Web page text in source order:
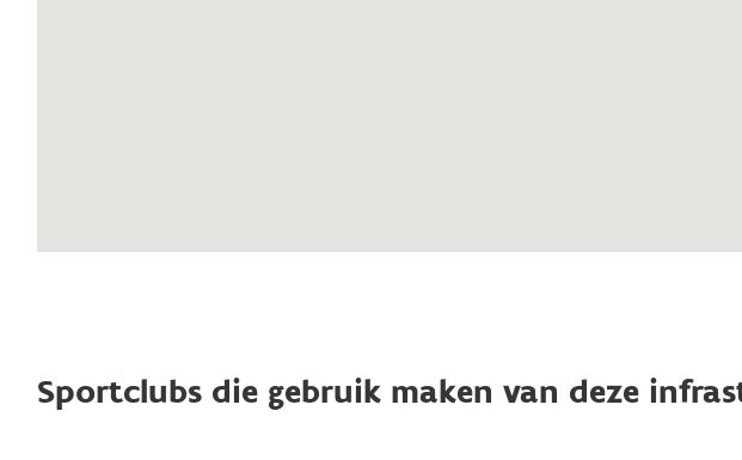
Sportclubs die gebruik maken van deze